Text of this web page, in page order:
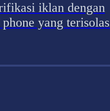
iklan dengan
yang